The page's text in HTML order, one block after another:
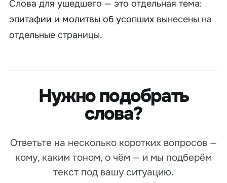
Слова для ушедшего — это отдельная тема:
эпитафии и молитвы об усопших вынесены на
отдельные страницы.
Нужно подобрать
слова?
Ответьте на несколько коротких вопросов —
кому, каким тоном, о чём — и мы подберём
текст под вашу ситуацию.